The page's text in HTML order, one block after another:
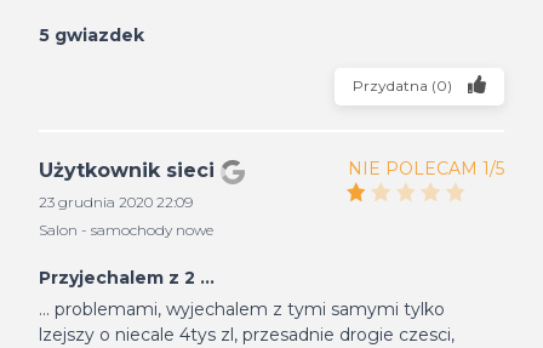
5 gwiazdek
Przydatna (0)
Użytkownik sieci
23 grudnia 2020 22:09
Salon - samochody nowe
NIE POLECAM 1/5
Przyjechalem z 2 ...
... problemami, wyjechalem z tymi samymi tylko
lzejszy o niecale 4tys zl, przesadnie drogie czesci,